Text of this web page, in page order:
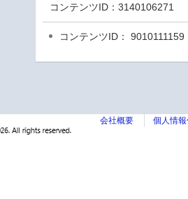
コンテンツID：3140106271
コンテンツID： 9010111159
会社概要 個人情